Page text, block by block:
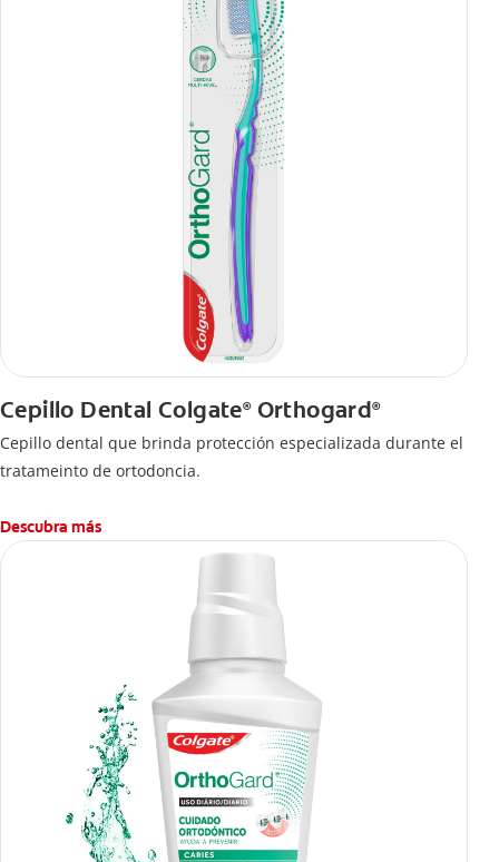
Cepillo Dental Colgate®Orthogard®
Cepillo dental que brinda protección especializada durante el
tratameinto de ortodoncia.
Descubra más